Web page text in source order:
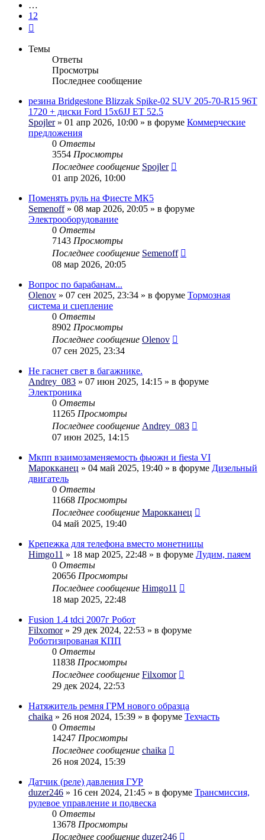
…
12
Темы
Ответы
Просмотры
Последнее сообщение
резина Bridgestone Blizzak Spike-02 SUV 205-70-R15 96T
1720 + диски Ford 15x6JJ ET 52.5
Spojler» 01 апр 2026, 10:00 » в форуме Коммерческие
предложения
0 Ответы
3554 Просмотры
Последнее сообщение Spojler
01 апр 2026, 10:00
Поменять руль на Фиесте МК5
Semenoff» 08 мар 2026, 20:05 » в форуме
Электрооборудование
0 Ответы
7143 Просмотры
Последнее сообщение Semenoff
08 мар 2026, 20:05
Вопрос по барабанам...
Olenov » 07 сен 2025, 23:34 » в форуме Тормозная
система и сцепление
0 Ответы
8902 Просмотры
Последнее сообщение Olenov
07 сен 2025, 23:34
Не гаснет свет в багажнике.
Andrey_083 » 07 июн 2025, 14:15 » в форуме
Электроника
0 Ответы
11265 Просмотры
Последнее сообщение Andrey_083
07 июн 2025, 14:15
Мкпп взаимозаменяемость фьюжн и fiesta VI
Марокканец » 04 май 2025, 19:40 » в форуме Дизельный
двигатель
0 Ответы
11668 Просмотры
Последнее сообщение Марокканец
04 май 2025, 19:40
Крепежка для телефона вместо монетницы
Himgo11 » 18 мар 2025, 22:48 » в форуме Лудим, паяем
0 Ответы
20656 Просмотры
Последнее сообщение Himgo11
18 мар 2025, 22:48
Fusion 1.4 tdci 2007г Робот
Filxomor» 29 дек 2024, 22:53 » в форуме
Роботизированая КПП
0 Ответы
11838 Просмотры
Последнее сообщение Filxomor
29 дек 2024, 22:53
Натяжитель ремня ГРМ нового образца
chaika » 26 ноя 2024, 15:39 » в форуме Техчасть
0 Ответы
14247 Просмотры
Последнее сообщение chaika
26 ноя 2024, 15:39
Датчик (реле) давления ГУР
duzer246 » 16 сен 2024, 21:45 » в форуме Трансмиссия,
рулевое управление и подвеска
0 Ответы
13678 Просмотры
Последнее сообщение duzer246